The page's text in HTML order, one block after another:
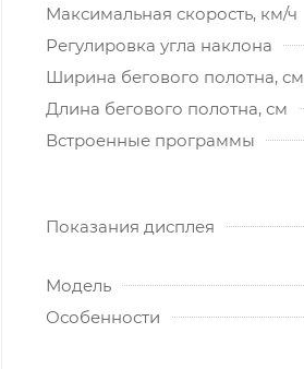
Максимальная скорость, км/ч
Регулировка угла наклона
Ширина бегового полотна, см
Длина бегового полотна, см
Встроенные программы
Показания дисплея
Модель
Особенности